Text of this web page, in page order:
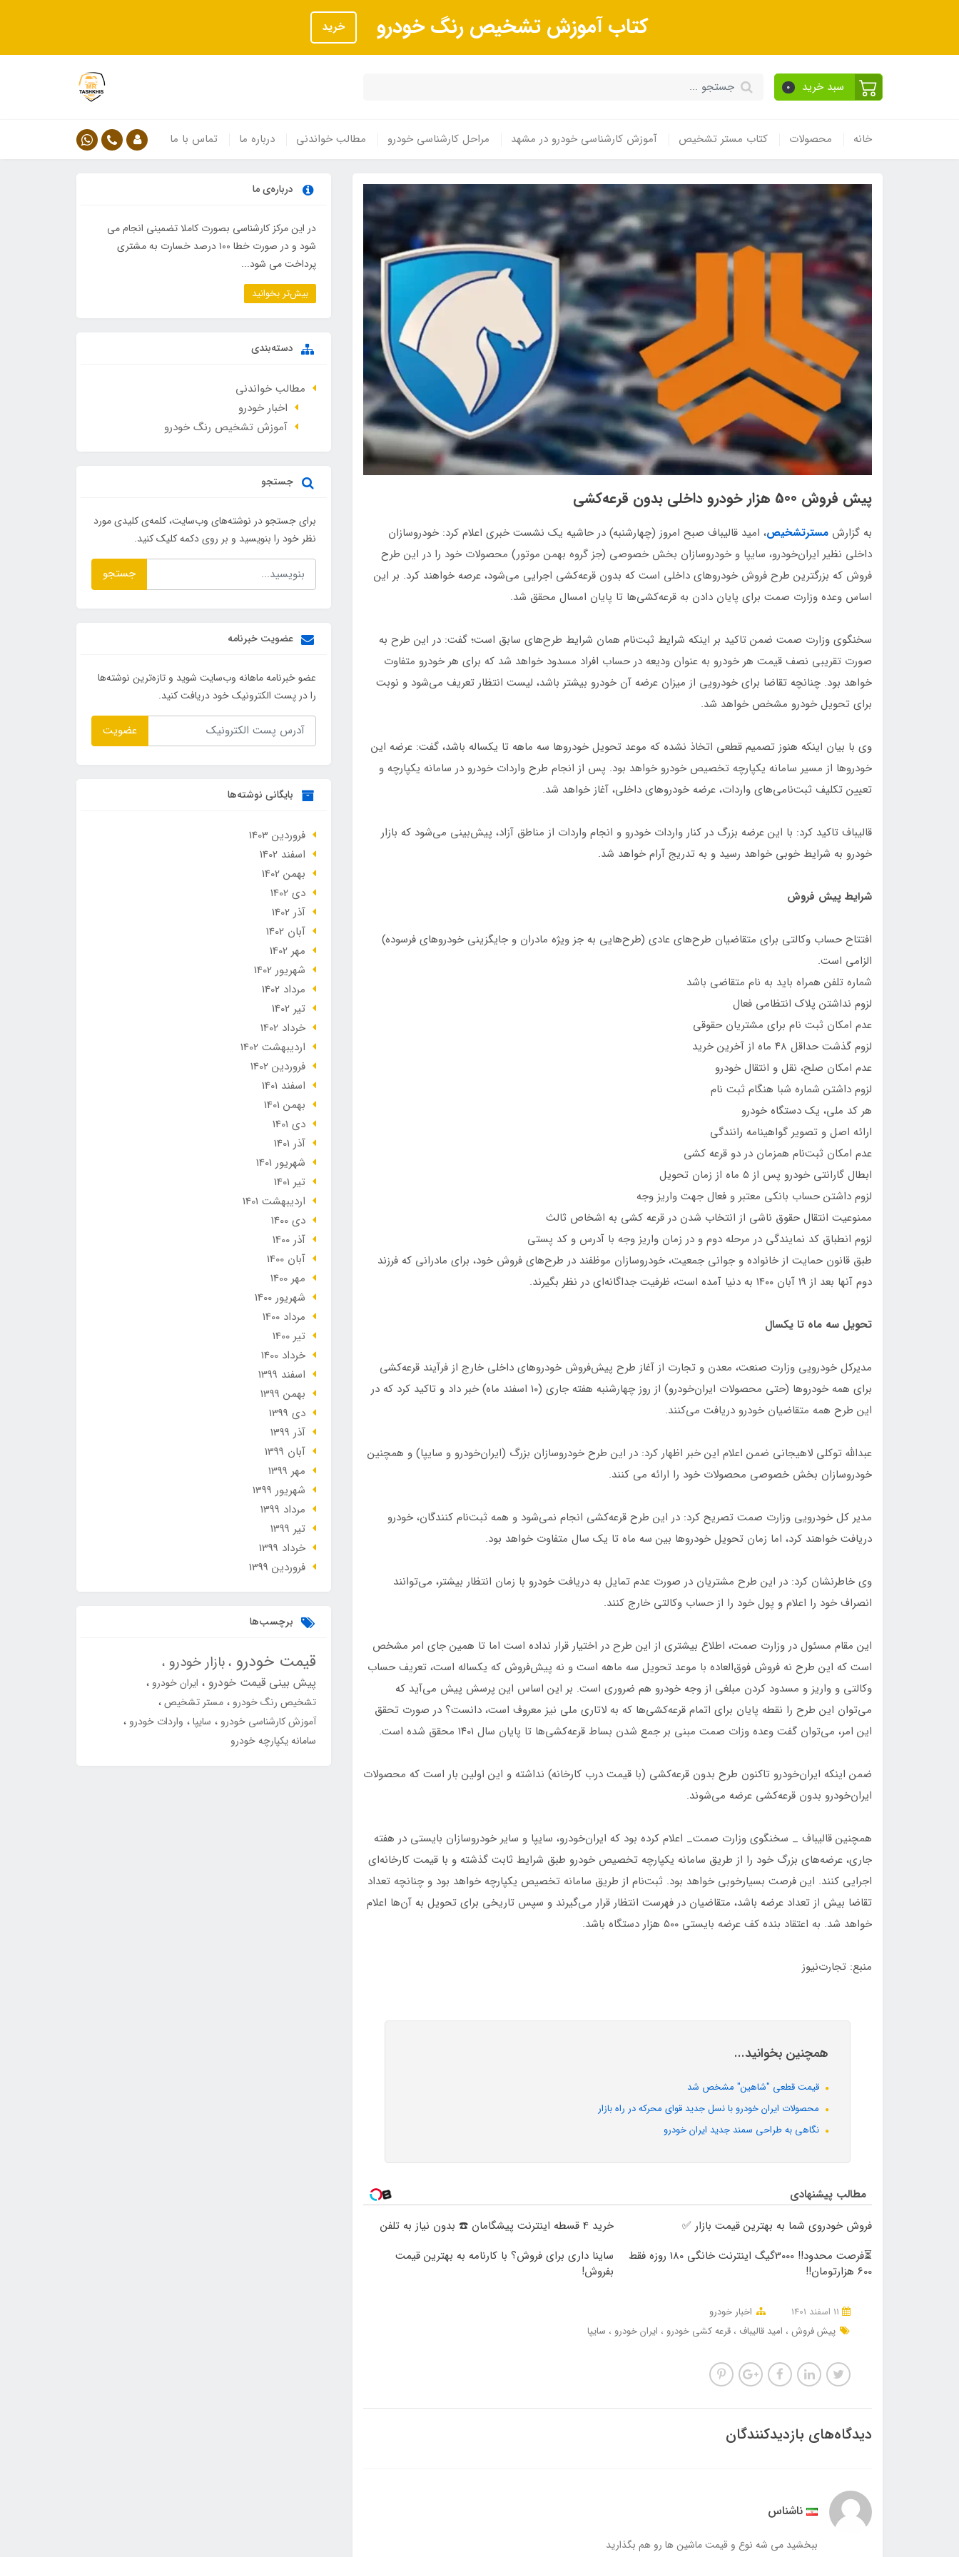
کتاب آموزش تشخیص رنگ خودرو خرید
سبد خرید 0
خانه محصولات کتاب مستر تشخیص آموزش کارشناسی خودرو در مشهد مراحل کارشناسی خودرو مطالب خواندنی درباره ما تماس با ما
پیش فروش 500 هزار خودرو داخلی بدون قرعه‌کشی
به گزارش مسترتشخیص،‌ امید قالیباف صبح امروز (چهارشنبه) در حاشیه یک نشست خبری اعلام کرد: خودروسازان
داخلی نظیر ایران‌خودرو، سایپا و خودروسازان بخش خصوصی (جز گروه بهمن‌ موتور) محصولات خود را در این طرح
فروش که بزرگترین طرح فروش خودروهای داخلی است که بدون قرعه‌کشی اجرایی می‌شود، عرصه خواهند کرد. بر این
اساس وعده وزارت صمت برای پایان دادن به قرعه‌کشی‌ها تا پایان امسال محقق شد.
سخنگوی وزارت صمت ضمن تاکید بر اینکه شرایط ثبت‌نام همان شرایط طرح‌های سابق است؛ گفت: در این طرح به
صورت تقریبی نصف قیمت هر خودرو به عنوان ودیعه در حساب افراد مسدود خواهد شد که برای هر خودرو متفاوت
خواهد بود. چنانچه تقاضا برای خودرویی از میزان عرضه آن خودرو بیشتر باشد، لیست انتظار تعریف می‌شود و نوبت
برای تحویل خودرو مشخص خواهد شد.
وی با بیان اینکه هنوز تصمیم قطعی اتخاذ نشده که موعد تحویل خودروها سه ماهه تا یکساله باشد، گفت: عرضه این
خودروها از مسیر سامانه یکپارچه تخصیص خودرو خواهد بود. پس از انجام طرح واردات خودرو در سامانه یکپارچه و
تعیین تکلیف ثبت‌نامی‌های واردات، عرضه خودروهای داخلی، آغاز خواهد شد.
قالیباف تاکید کرد: با این عرضه بزرگ در کنار واردات خودرو و انجام واردات از مناطق آزاد، پیش‌بینی می‌شود که بازار
خودرو به شرایط خوبی خواهد رسید و به تدریج آرام خواهد شد.
شرایط پیش فروش
افتتاح حساب وکالتی برای متقاضیان طرح‌های عادی (طرح‌هایی به جز ویژه مادران و جایگزینی خودروهای فرسوده)
الزامی است.
شماره تلفن همراه باید به نام متقاضی باشد
لزوم نداشتن پلاک انتظامی فعال
عدم امکان ثبت نام برای مشتریان حقوقی
لزوم گذشت حداقل ۴۸ ماه از آخرین خرید
عدم امکان صلح، نقل و انتقال خودرو
لزوم داشتن شماره شبا هنگام ثبت نام
هر کد ملی، یک دستگاه خودرو
ارائه اصل و تصویر گواهینامه رانندگی
عدم امکان ثبت‌نام همزمان در دو قرعه کشی
ابطال گارانتی خودرو پس از ۵ ماه از زمان تحویل
لزوم داشتن حساب بانکی معتبر و فعال جهت واریز وجه
ممنوعیت انتقال حقوق ناشی از انتخاب شدن در قرعه کشی به اشخاص ثالث
لزوم انطباق کد نمایندگی در مرحله دوم و در زمان واریز وجه با آدرس و کد پستی
طبق قانون حمایت از خانواده و جوانی جمعیت، خودروسازان موظفند در طرح‌های فروش خود، برای مادرانی که فرزند
دوم آنها بعد از ۱۹ آبان ۱۴۰۰ به دنیا آمده‌‌ است، ظرفیت جداگانه‌ای در نظر بگیرند.
تحویل سه ماه تا یکسال
مدیرکل خودرویی وزارت صنعت، معدن و تجارت از آغاز طرح پیش‌فروش خودروهای داخلی خارج از فرآیند قرعه‌کشی
برای همه خودروها (حتی محصولات ایران‌خودرو) از روز چهارشنبه هفته جاری (۱۰ اسفند ماه) خبر داد و تاکید کرد که در
این طرح همه متقاضیان خودرو دریافت می‌کنند.
عبدالله توکلی لاهیجانی ضمن اعلام این خبر اظهار کرد: در این طرح خودروسازان بزرگ (ایران‌خودرو و سایپا) و همچنین
خودروسازان بخش خصوصی محصولات خود را ارائه می کنند.
مدیر کل خودرویی وزارت صمت تصریح کرد: در این طرح قرعه‌کشی انجام نمی‌شود و همه ثبت‌نام کنندگان، خودرو
دریافت خواهند کرد، اما زمان تحویل خودروها بین سه ماه تا یک سال متفاوت خواهد بود.
وی خاطرنشان کرد: در این طرح مشتریان در صورت عدم تمایل به دریافت خودرو با زمان انتظار بیشتر، می‌توانند
انصراف خود را اعلام و پول خود را از حساب وکالتی خارج کنند.
این مقام مسئول در وزارت صمت، اطلاع بیشتری از این طرح در اختیار قرار نداده است اما تا همین جای امر مشخص
است که این طرح نه فروش فوق‌العاده با موعد تحویل سه ماهه است و نه پیش‌فروش که یکساله است، تعریف حساب
وکالتی و واریز و مسدود کردن مبلغی از وجه خودرو هم ضروری است. بر این اساس این پرسش پیش می‌آید که
می‌توان این طرح را نقطه پایان برای اتمام قرعه‌کشی‌ها که به لاتاری ملی نیز معروف است، دانست؟ در صورت تحقق
این امر، می‌توان گفت وعده وزات صمت مبنی بر جمع شدن بساط قرعه‌کشی‌ها تا پایان سال ۱۴۰۱ محقق شده است.
ضمن اینکه ایران‌خودرو تاکنون طرح بدون قرعه‌کشی (با قیمت درب کارخانه) نداشته و این اولین بار است که محصولات
ایران‌خودرو بدون قرعه‌کشی عرضه می‌شوند.
همچنین قالیباف _ سخنگوی وزارت صمت_ اعلام کرده بود که ایران‌خودرو، سایپا و سایر خودروسازان بایستی در هفته
جاری، عرضه‌های بزرگ خود را از طریق سامانه یکپارچه تخصیص خودرو طبق شرایط ثابت گذشته و با قیمت کارخانه‌ای
اجرایی کنند. این فرصت بسیارخوبی خواهد بود. ثبت‌نام از طریق سامانه تخصیص یکپارچه خواهد بود و چنانچه تعداد
تقاضا بیش از تعداد عرضه باشد، متقاضیان در فهرست انتظار قرار می‌گیرند و سپس تاریخی برای تحویل به آن‌ها اعلام
خواهد شد. به اعتقاد بنده کف عرضه بایستی ۵۰۰ هزار دستگاه باشد.
منبع: تجارت‌نیوز
همچنین بخوانید...
قیمت قطعی "شاهین" مشخص شد
محصولات ایران خودرو با نسل جدید قوای محرکه در راه بازار
نگاهی به طراحی سمند جدید ایران خودرو
مطالب پیشنهادی
فروش خودروی شما به بهترین قیمت بازار ✅
خرید 4 قسطه اینترنت پیشگامان ☎️ بدون نیاز به تلفن
⏳فرصت محدود!! 3000گیگ اینترنت خانگی 180 روزه فقط
600 هزارتومان!!
ساینا داری برای فروش؟ با کارنامه به بهترین قیمت
بفروش!
اخبار خودرو
پیش فروش
امید قالیباف قرعه کشی خودرو ایران خودرو سایپا
دیدگاه‌های بازدیدکنندگان
ناشناس
ببخشید می شه نوع و قیمت ماشین ها رو هم بگذارید
درباره‌ی ما
در این مرکز کارشناسی بصورت کاملا تضمینی انجام می
شود و در صورت خطا ۱۰۰ درصد خسارت به مشتری
پرداخت می شود...
بیش‌تر بخوانید
دسته‌بندی
مطالب خواندنی
اخبار خودرو
آموزش تشخیص رنگ خودرو
جستجو
برای جستجو در نوشته‌های وب‌سایت، کلمه‌ی کلیدی مورد
نظر خود را بنویسید و بر روی دکمه کلیک کنید.
جستجو
عضویت خبرنامه
عضو خبرنامه ماهانه وب‌سایت شوید و تازه‌ترین نوشته‌ها
را در پست الکترونیک خود دریافت کنید.
عضویت
بایگانی نوشته‌ها
فروردین 1403
اسفند 1402
بهمن 1402
دی 1402
آذر 1402
آبان 1402
مهر 1402
شهریور 1402
مرداد 1402
تير 1402
خرداد 1402
ارديبهشت 1402
فروردین 1402
اسفند 1401
بهمن 1401
دی 1401
آذر 1401
شهریور 1401
تير 1401
ارديبهشت 1401
دی 1400
آذر 1400
آبان 1400
مهر 1400
شهریور 1400
مرداد 1400
تير 1400
خرداد 1400
اسفند 1399
بهمن 1399
دی 1399
آذر 1399
آبان 1399
مهر 1399
شهریور 1399
مرداد 1399
تير 1399
خرداد 1399
فروردین 1399
برچسب‌ها
قیمت خودرو بازار خودرو
پیش بینی قیمت خودرو ایران خودرو
تشخیص رنگ خودرو مستر تشخیص
آموزش کارشناسی خودرو سایپا واردات خودرو
سامانه یکپارچه خودرو